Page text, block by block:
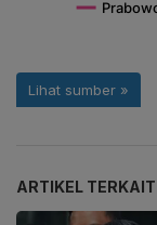
ARTIKEL TERKAIT